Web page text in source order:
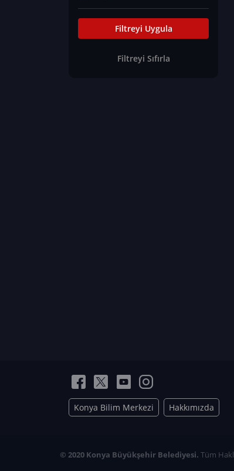
Eğitim Bilimleri
İlknur İyigökler
Büşra Elif Kıvrak
Can TORUN
Filtreyi Uygula
Filtreyi Sıfırla
Konya Bilim Merkezi Hakkımızda
© 2020 Konya Büyükşehir Belediyesi. Tüm